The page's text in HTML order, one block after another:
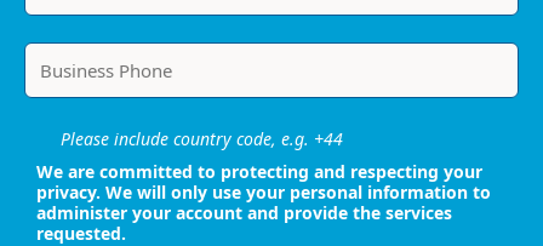
Please include country code, e.g. +44
We are committed to protecting and respecting your
privacy. We will only use your personal information to
administer your account and provide the services
requested.